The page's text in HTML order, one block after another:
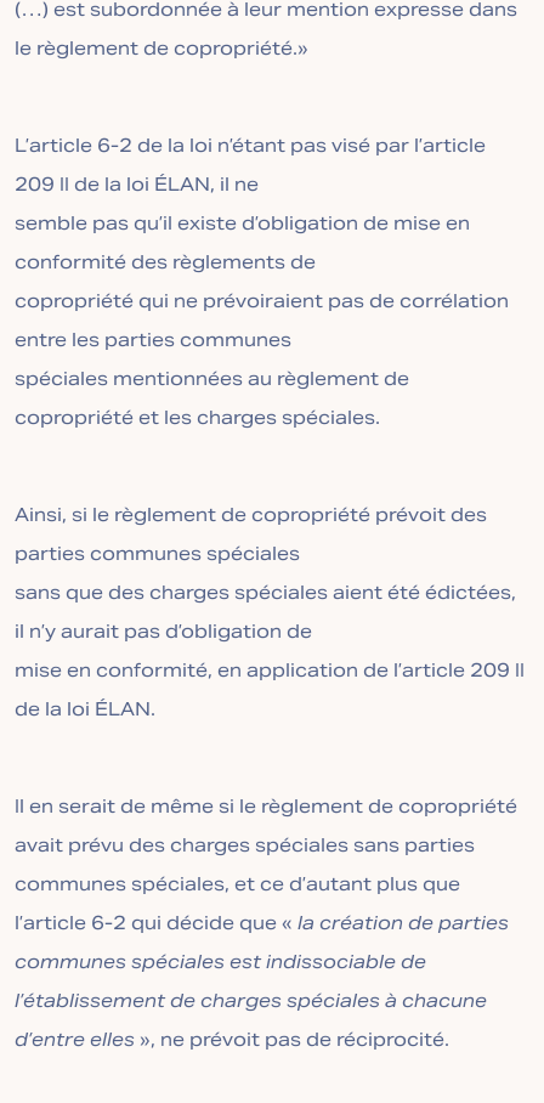
(…) est subordonnée à leur mention expresse dans
le règlement de copropriété.»
L’article 6-2 de la loi n’étant pas visé par l’article
209 II de la loi ÉLAN, il ne
semble pas qu’il existe d’obligation de mise en
conformité des règlements de
copropriété qui ne prévoiraient pas de corrélation
entre les parties communes
spéciales mentionnées au règlement de
copropriété et les charges spéciales.
Ainsi, si le règlement de copropriété prévoit des
parties communes spéciales
sans que des charges spéciales aient été édictées,
il n’y aurait pas d’obligation de
mise en conformité, en application de l’article 209 II
de la loi ÉLAN.
Il en serait de même si le règlement de copropriété
avait prévu des charges spéciales sans parties
communes spéciales, et ce d’autant plus que
l’article 6-2 qui décide que «la création de parties
communes spéciales est indissociable de
l’établissement de charges spéciales à chacune
d’entre elles», ne prévoit pas de réciprocité.